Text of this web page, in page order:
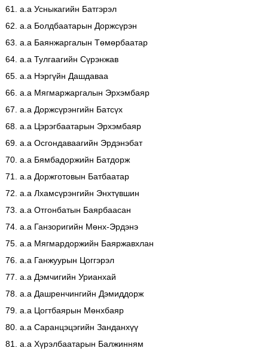
61. а.а Усныкагийн Батгэрэл
62. а.а Болдбаатарын Доржсүрэн
63. а.а Баянжаргалын Төмөрбаатар
64. а.а Тулгаагийн Сүрэнжав
65. а.а Нэргүйн Дашдаваа
66. а.а Мягмаржаргалын Эрхэмбаяр
67. а.а Доржсүрэнгийн Батсүх
68. а.а Цэрэгбаатарын Эрхэмбаяр
69. а.а Осгондаваагийн Эрдэнэбат
70. а.а Бямбадоржийн Батдорж
71. а.а Доржготовын Батбаатар
72. а.а Лхамсүрэнгийн Энхтүвшин
73. а.а Отгонбатын Баярбаасан
74. а.а Ганзоригийн Мөнх-Эрдэнэ
75. а.а Мягмардоржийн Баяржавхлан
76. а.а Ганжуурын Цоггэрэл
77. а.а Дэмчигийн Урианхай
78. а.а Дашренчингийн Дэмиддорж
79. а.а Цогтбаярын Мөнхбаяр
80. а.а Саранцэцэгийн Занданхүү
81. а.а Хүрэлбаатарын Балжинням